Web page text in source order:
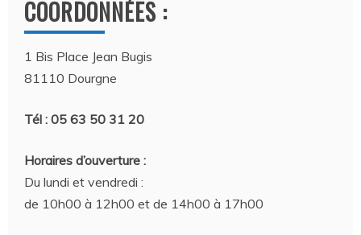
COORDONNÉES :
1 Bis Place Jean Bugis
81110 Dourgne
Tél : 05 63 50 31 20
Horaires d’ouverture :
Du lundi et vendredi :
de 10h00 à 12h00 et de 14h00 à 17h00